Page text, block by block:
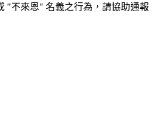
"不來恩" 名義之行為，請協助通報